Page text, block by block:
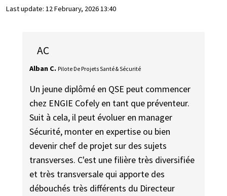
Last update: 12 February, 2026 13:40
AC
Alban C. Pilote De Projets Santé & Sécurité
Un jeune diplômé en QSE peut commencer
chez ENGIE Cofely en tant que préventeur.
Suit à cela, il peut évoluer en manager
Sécurité, monter en expertise ou bien
devenir chef de projet sur des sujets
transverses. C'est une filière très diversifiée
et très transversale qui apporte des
débouchés très différents du Directeur